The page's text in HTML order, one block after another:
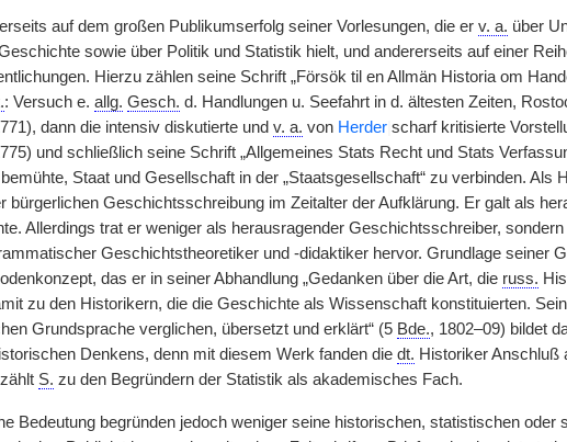
auf dem großen Publikumserfolg seiner Vorlesungen, die er v. a. über
sowie über Politik und Statistik hielt, und andererseits auf einer
Hierzu zählen seine Schrift „Försök til en Allmän Historia om
: Versuch e. allg. Gesch. d. Handlungen u. Seefahrt in d. ältesten Zeiten,
dann die intensiv diskutierte und v. a. von Herder| scharf kritisierte
und schließlich seine Schrift „Allgemeines Stats Recht und Stats
Staat und Gesellschaft in der „Staatsgesellschaft“ zu verbinden. Als
bürgerlichen Geschichtsschreibung im Zeitalter der Aufklärung. Er galt als
Allerdings trat er weniger als herausragender Geschichtsschreiber,
Geschichtstheoretiker und -didaktiker hervor. Grundlage seiner
das er in seiner Abhandlung „Gedanken über die Art, die russ.
zu den Historikern, die die Geschichte als Wissenschaft konstituierten.
Grundsprache verglichen, übersetzt und erklärt“ (5 Bde., 1802–09) bildet
Denkens, denn mit diesem Werk fanden die dt. Historiker Anschluß
S. zu den Begründern der Statistik als akademisches Fach.
Bedeutung begründen jedoch weniger seine historischen, statistischen oder